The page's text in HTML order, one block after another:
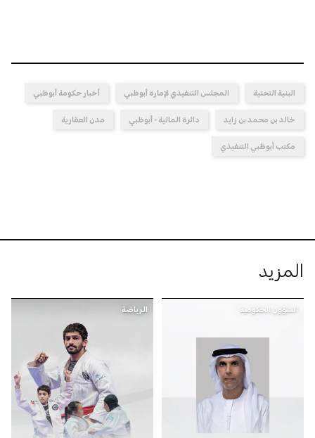
البنية التحتية المجلس التنفيذي لإمارة أبوظبي أخبار حكومة أبوظبي
خالد بن محمد بن زايد دائرة المالية - أبوظبي مدن العقارية
مكتب أبوظبي التنفيذي
المزيد
الشؤون الحكومية الرياضة